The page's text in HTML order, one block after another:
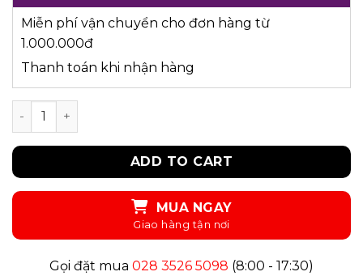
Miễn phí vận chuyển cho đơn hàng từ
1.000.000đ
Thanh toán khi nhận hàng
UN18- ÁO SƠ MI quantity
ADD TO CART
MUA NGAY
Gọi đặt mua 028 3526 5098 (8:00 - 17:30)